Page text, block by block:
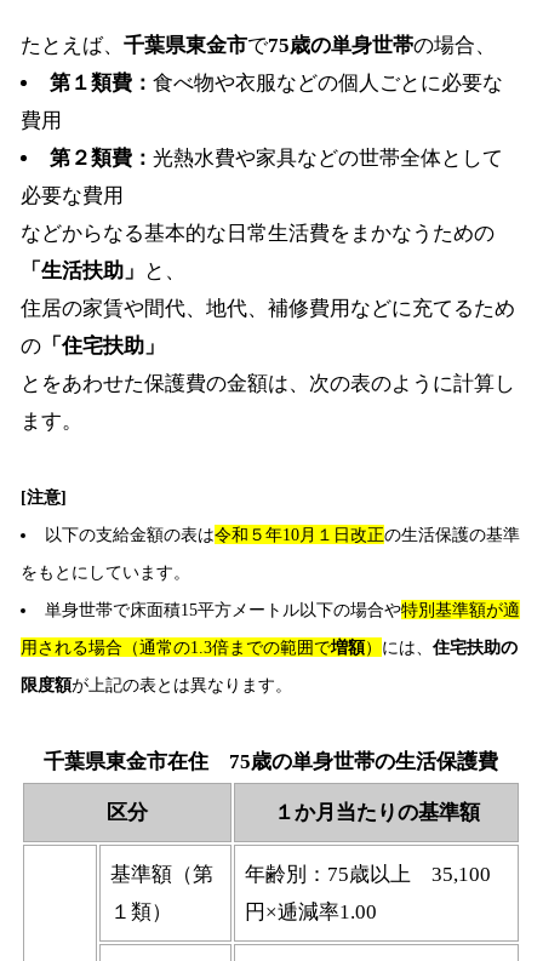
たとえば、千葉県東金市で75歳の単身世帯の場合、
第１類費： 食べ物や衣服などの個人ごとに必要な
費用
第２類費： 光熱水費や家具などの世帯全体として
必要な費用
などからなる基本的な日常生活費をまかなうための
「生活扶助」
と、
住居の家賃や間代、地代、補修費用などに充てるため
の 「住宅扶助」
とをあわせた保護費の金額は、次の表のように計算し
ます。
[注意]
以下の支給金額の表は令和５年10月１日改正の生活保護の基準
をもとにしています。
単身世帯で床面積15平方メートル以下の場合や特別基準額が適
用される場合（通常の1.3倍までの範囲で増額） には、住宅扶助の
限度額が上記の表とは異なります。
千葉県東金市在住 75歳の単身世帯の生活保護費
区分 １か月当たりの基準額
基準額（第
１類）
年齢別：75歳以上 35,100
円×逓減率1.00